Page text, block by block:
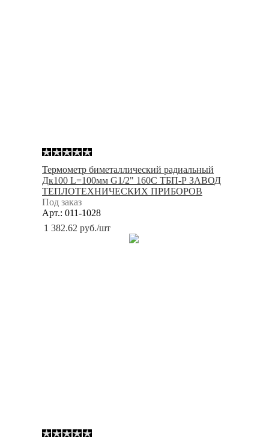
Термометр биметаллический радиальный
Дк100 L=100мм G1/2" 160С ТБП-Р ЗАВОД
ТЕПЛОТЕХНИЧЕСКИХ ПРИБОРОВ
Под заказ
Арт.: 011-1028
1 382.62 руб./шт